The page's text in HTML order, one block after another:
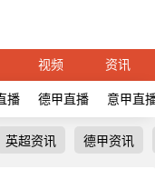
视频 资讯
播 德甲直播 意甲直
英超资讯 德甲资讯